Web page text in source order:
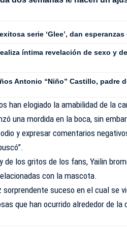
serie ‘Glee’, dan
íntima revelación de sexo y
Antonio “Niño” Castillo, padre
han elogiado la amabilidad de la
una mordida en la boca, sin
y expresar comentarios
de los gritos de los fans, Yailin
con la mascota.
sorprendente suceso en el cual se
que han ocurrido alrededor de